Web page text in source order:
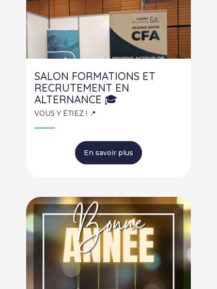
SALON FORMATIONS ET
RECRUTEMENT EN
ALTERNANCE 🎓
VOUS Y ÉTIEZ ! 📍
En savoir plus